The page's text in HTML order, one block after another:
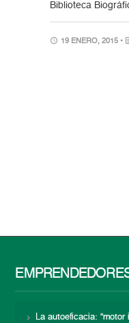
Biblioteca
19 ENERO, 2015 •
La autoeficacia: “motor